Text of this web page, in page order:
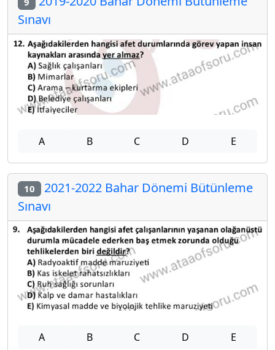
Sınavı
A B C D E
10 2021-2022 Bahar Dönemi Bütünleme
Sınavı
A B C D E